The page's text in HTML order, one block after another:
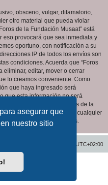
asegurar que
nuestro sitio
obsceno, vulgar, difamatorio,
otro material que pueda violar
de la Fundación Musaat” está
eso provocará que sea inmediata y
oportuno, con notificación a su
IP de todos los envíos son
condiciones. Acuerda que “Foros
eliminar, editar, mover o cerrar
lo creamos conveniente. Como
que haya ingresado será
que esta información no será
su consentimiento, ni “Foros de la
responsables por cualquier
datos sean comprometidos.
UTC+02:00
Software © phpBB Limited
phpBB España